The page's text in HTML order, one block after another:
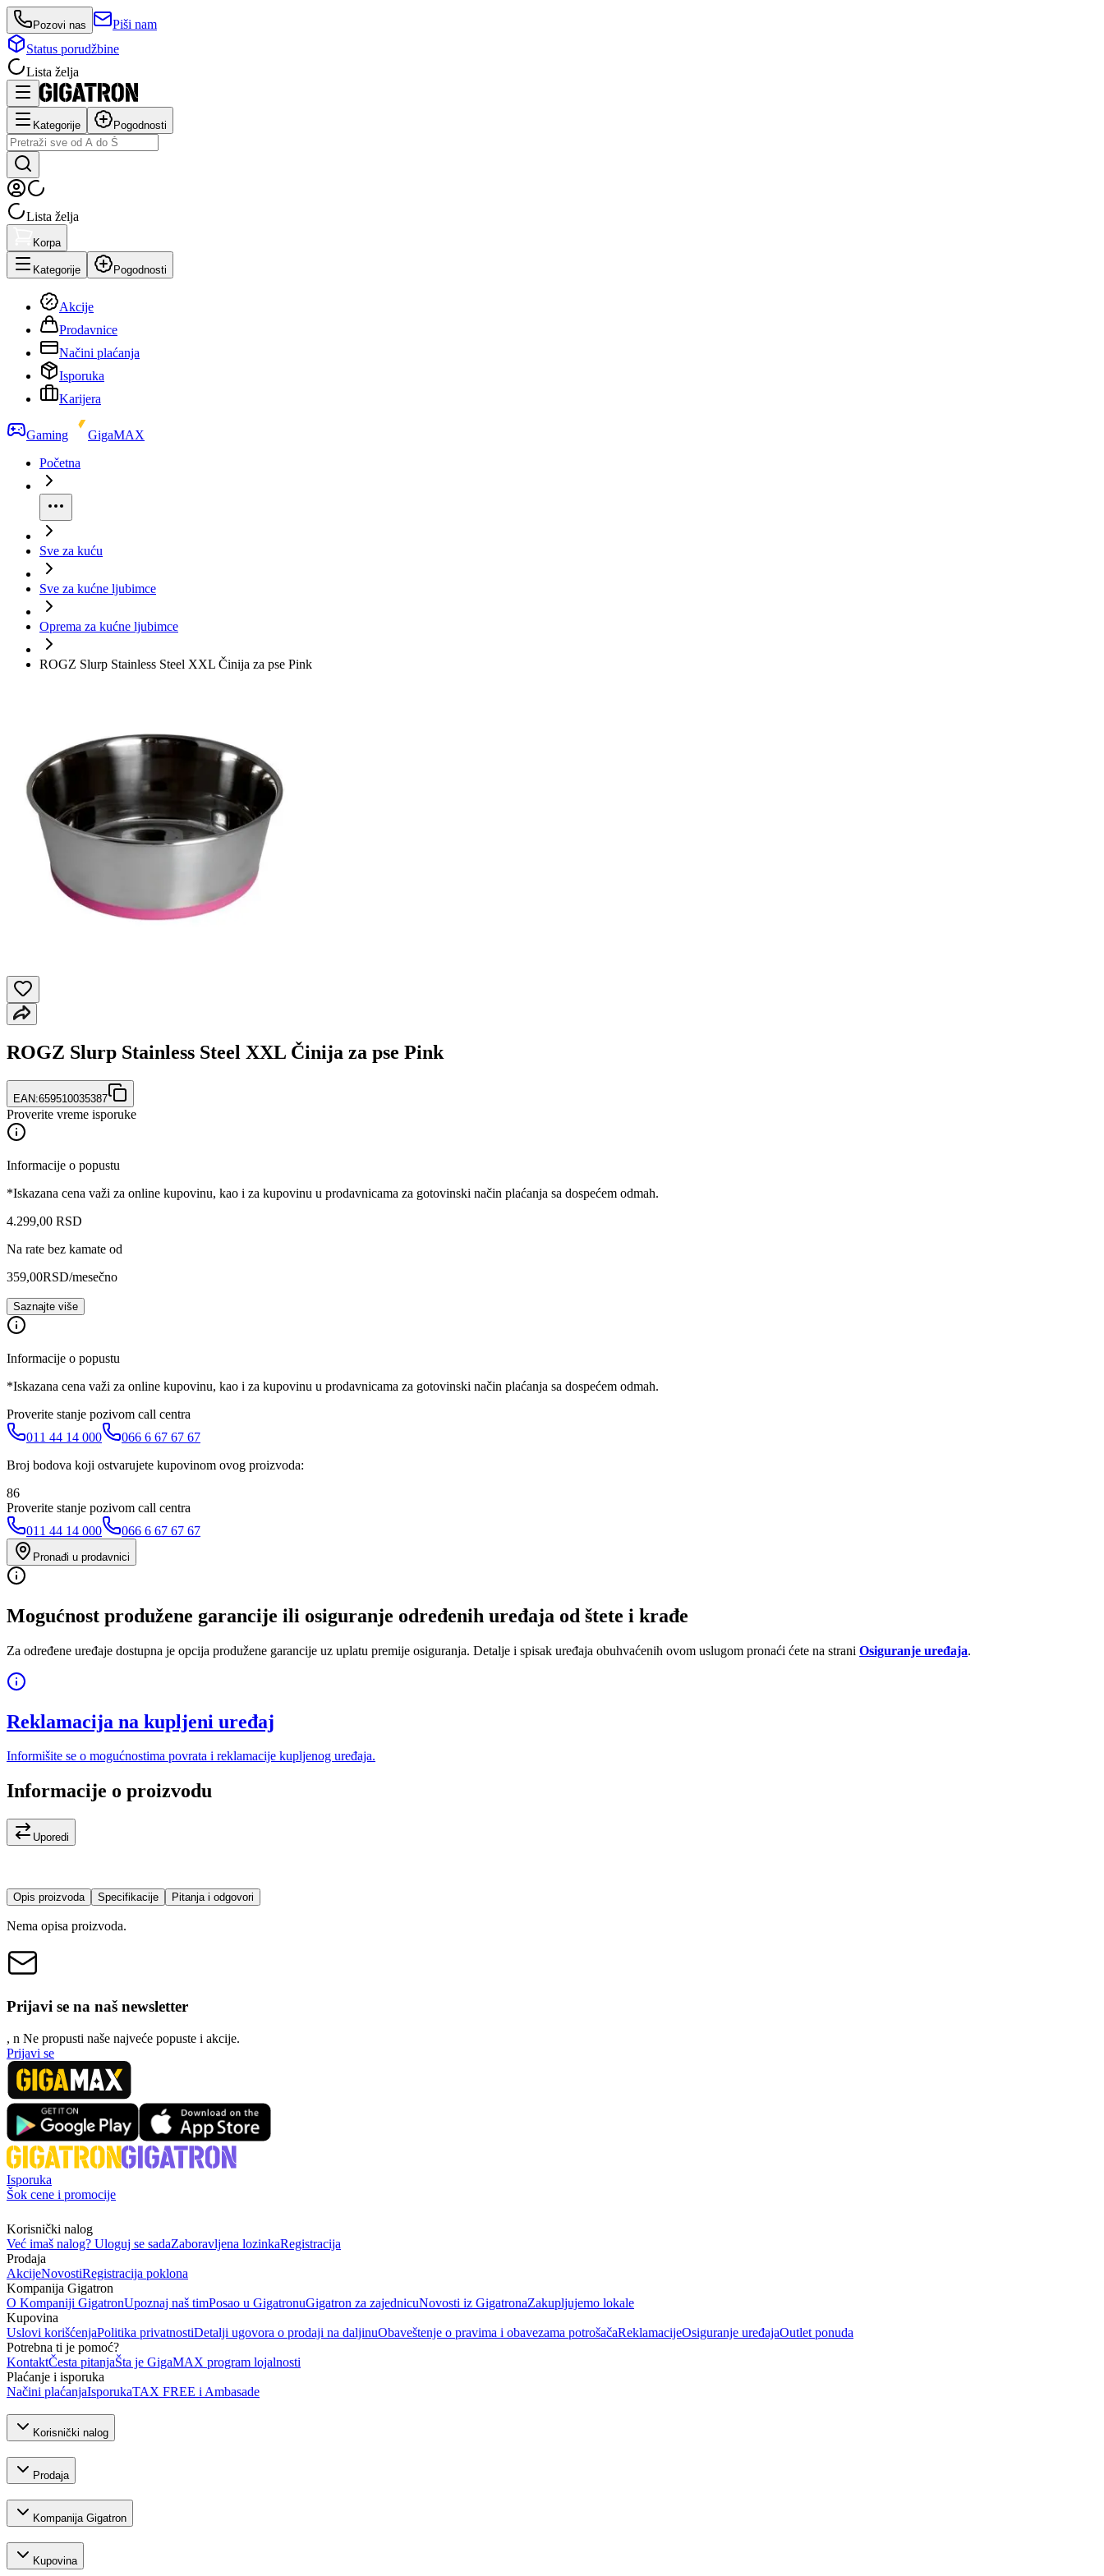
Pozovi nas
Piši nam
Status porudžbine
Lista želja
Kategorije Pogodnosti
Lista želja
Korpa
Kategorije Pogodnosti
Akcije
Prodavnice
Načini plaćanja
Isporuka
Karijera
Gaming
GigaMAX
Početna
Sve za kuću
Sve za kućne ljubimce
Oprema za kućne ljubimce
ROGZ Slurp Stainless Steel XXL Činija za pse Pink
ROGZ Slurp Stainless Steel XXL Činija za pse Pink
EAN:659510035387
Proverite vreme isporuke
Informacije o popustu
*Iskazana cena važi za online kupovinu, kao i za kupovinu u prodavnicama za gotovinski način plaćanja sa dospećem odmah.
4.299,00 RSD
Na rate bez kamate od
359,00RSD/mesečno
Saznajte više
Informacije o popustu
*Iskazana cena važi za online kupovinu, kao i za kupovinu u prodavnicama za gotovinski način plaćanja sa dospećem odmah.
Proverite stanje pozivom call centra
011 44 14 000
066 6 67 67 67
Broj bodova koji ostvarujete kupovinom ovog proizvoda:
86
Proverite stanje pozivom call centra
011 44 14 000
066 6 67 67 67
Pronađi u prodavnici
Mogućnost produžene garancije ili osiguranje određenih uređaja od štete i krađe
Za određene uređaje dostupna je opcija produžene garancije uz uplatu premije osiguranja. Detalje i spisak uređaja obuhvaćenih ovom uslugom pronaći ćete na strani Osiguranje uređaja.
Reklamacija na kupljeni uređaj
Informišite se o mogućnostima povrata i reklamacije kupljenog uređaja.
Informacije o proizvodu
Uporedi
Opis proizvoda Specifikacije Pitanja i odgovori
Nema opisa proizvoda.
Prijavi se na naš newsletter
, n Ne propusti naše najveće popuste i akcije.
Prijavi se
Isporuka
Šok cene i promocije
Korisnički nalog
Već imaš nalog? Uloguj se sadaZaboravljena lozinkaRegistracija
Prodaja
AkcijeNovostiRegistracija poklona
Kompanija Gigatron
O Kompaniji GigatronUpoznaj naš timPosao u GigatronuGigatron za zajednicuNovosti iz GigatronaZakupljujemo lokale
Kupovina
Uslovi korišćenjaPolitika privatnostiDetalji ugovora o prodaji na daljinuObaveštenje o pravima i obavezama potrošačaReklamacijeOsiguranje uređajaOutlet ponuda
Potrebna ti je pomoć?
KontaktČesta pitanjaŠta je GigaMAX program lojalnosti
Plaćanje i isporuka
Načini plaćanjaIsporukaTAX FREE i Ambasade
Korisnički nalog
Prodaja
Kompanija Gigatron
Kupovina